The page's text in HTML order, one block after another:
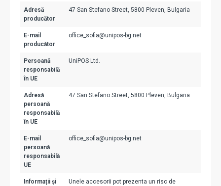
Adresă
producător
47 San Stefano Street, 5800 Pleven, Bulgaria
E-mail
producător
office_sofia@unipos-bg.net
Persoană
responsabilă
în UE
UniPOS Ltd.
Adresă
persoană
responsabilă
în UE
47 San Stefano Street, 5800 Pleven, Bulgaria
E-mail
persoană
responsabilă
UE
office_sofia@unipos-bg.net
Informații și
Unele accesorii pot prezenta un risc de